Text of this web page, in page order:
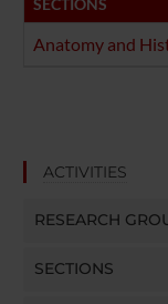
SECTIONS
Anatomy and
ACTIVITIES
RESEARCH
SECTIONS